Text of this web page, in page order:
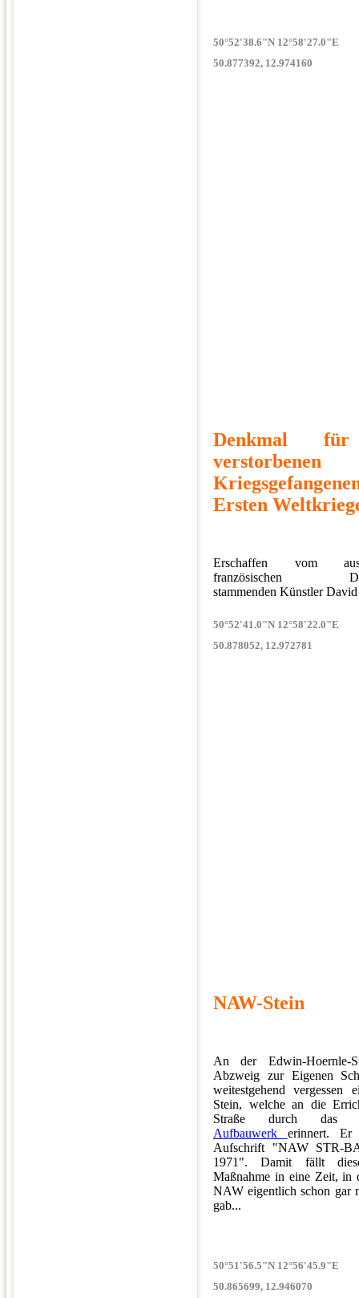
50°52'38.6"N 12°58'27.0"E
50.877392, 12.974160
Denkmal
verstorbenen
Ersten
Erschaffen vom
französischen
stammenden Künstler
50°52'41.0"N 12°58'22.0"E
50.878052, 12.972781
NAW-Stein
An der Edwin-Hoernle-
Abzweig zur Eigenen
weitestgehend vergessen
Stein, welche an die
Straße durch
Aufbauwerk erinnert.
Aufschrift "NAW STR-
1971". Damit fällt
Maßnahme in eine Zeit, in
NAW eigentlich schon gar
gab...
50°51'56.5"N 12°56'45.9"E
50.865699, 12.946070